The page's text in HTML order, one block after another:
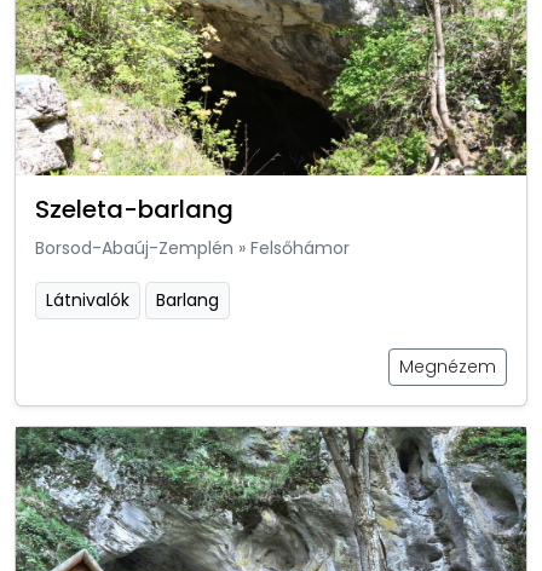
Szeleta-barlang
Borsod-Abaúj-Zemplén » Felsőhámor
Látnivalók Barlang
Megnézem